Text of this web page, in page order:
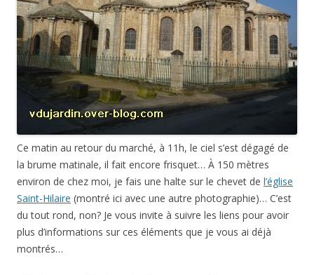
Ce matin au retour du marché, à 11h, le ciel s’est dégagé de
la brume matinale, il fait encore frisquet… À 150 mètres
environ de chez moi, je fais une halte sur le chevet de l’église
Saint-Hilaire (montré ici avec une autre photographie)… C’est
du tout rond, non? Je vous invite à suivre les liens pour avoir
plus d’informations sur ces éléments que je vous ai déjà
montrés…